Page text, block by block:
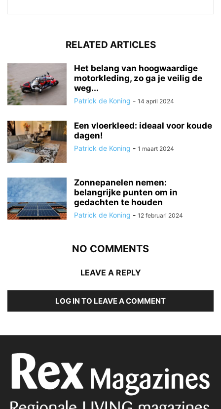
RELATED ARTICLES
Het belang van hoogwaardige
motorkleding, zo ga je veilig de
weg...
Patrick de Koning - 14 april 2024
Een vloerkleed: ideaal voor koude
dagen!
Patrick de Koning - 1 maart 2024
Zonnepanelen nemen:
belangrijke punten om in
gedachten te houden
Patrick de Koning - 12 februari 2024
NO COMMENTS
LEAVE A REPLY
LOG IN TO LEAVE A COMMENT